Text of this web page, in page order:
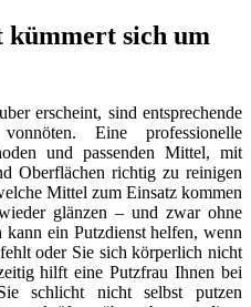
sich um
erscheint, sind entsprechende
Eine professionelle
und passenden Mittel, mit
Oberflächen richtig zu reinigen
Mittel zum Einsatz kommen
glänzen – und zwar ohne
ein Putzdienst helfen, wenn
oder Sie sich körperlich nicht
hilft eine Putzfrau Ihnen bei
schlicht nicht selbst putzen